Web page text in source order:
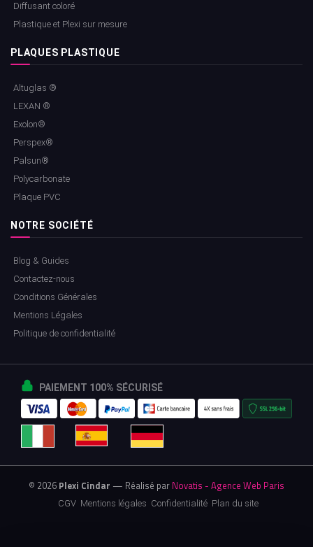
Diffusant coloré
Plastique et Plexi sur mesure
PLAQUES PLASTIQUE
Altuglas ®
LEXAN ®
Exolon®
Perspex®
Palsun®
Polycarbonate
Plaque PVC
NOTRE SOCIÉTÉ
Blog & Guides
Contactez-nous
Conditions Générales
Mentions Légales
Politique de confidentialité
PAIEMENT 100% SÉCURISÉ
© 2026 Plexi Cindar — Réalisé par Novatis - Agence Web Paris
CGV Mentions légales Confidentialité Plan du site